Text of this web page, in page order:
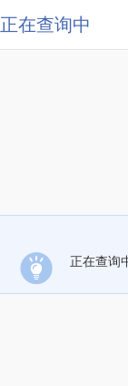
正在查询中
正在查询